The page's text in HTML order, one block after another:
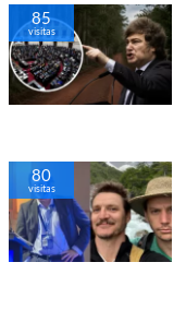
85
visitas
80
visitas